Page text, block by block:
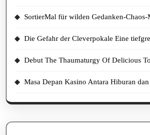
SortierMal für wilden Gedanken-Chaos-
Die Gefahr der Cleverpokale Eine
Debut The Thaumaturgy Of Delicious
Masa Depan Kasino Antara Hiburan